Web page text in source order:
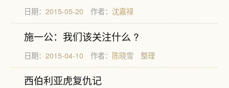
日期：2015-05-20 作者： 沈嘉禄
施一公：我们该关注什么 ?
日期：2015-04-10 作者： 陈晓雪 整理
西伯利亚虎复仇记